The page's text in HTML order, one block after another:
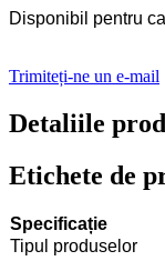
Disponibil pentru
Trimiteți-ne un e-mail
Detaliile
Etichete de
Specificație
Tipul produselor